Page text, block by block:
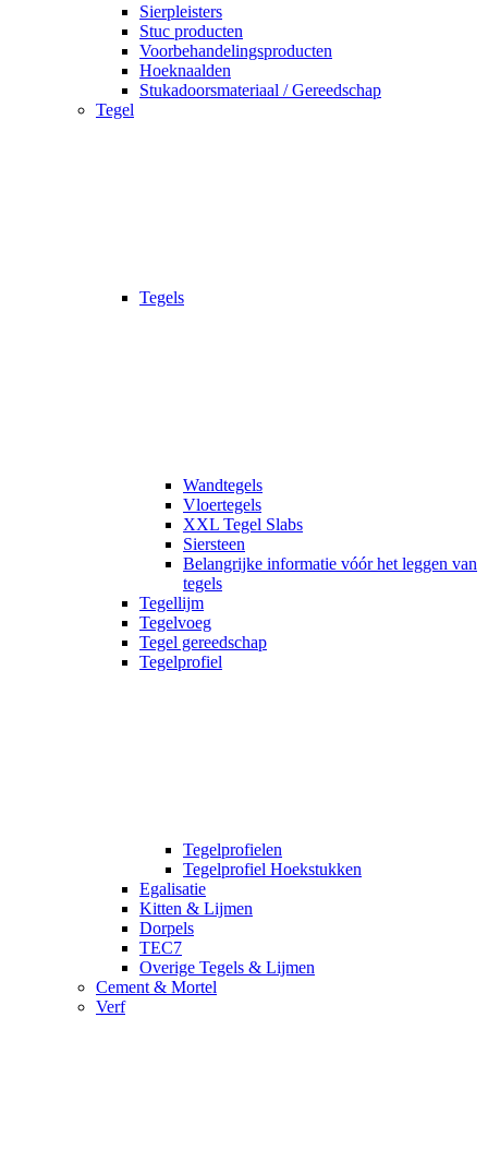
Sierpleisters
Stuc producten
Voorbehandelingsproducten
Hoeknaalden
Stukadoorsmateriaal / Gereedschap
Tegel
Tegels
Wandtegels
Vloertegels
XXL Tegel Slabs
Siersteen
Belangrijke informatie vóór het leggen van
tegels
Tegellijm
Tegelvoeg
Tegel gereedschap
Tegelprofiel
Tegelprofielen
Tegelprofiel Hoekstukken
Egalisatie
Kitten & Lijmen
Dorpels
TEC7
Overige Tegels & Lijmen
Cement & Mortel
Verf